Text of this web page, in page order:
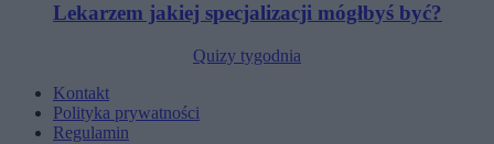
Lekarzem jakiej specjalizacji mógłbyś być?
Quizy tygodnia
Kontakt
Polityka prywatności
Regulamin